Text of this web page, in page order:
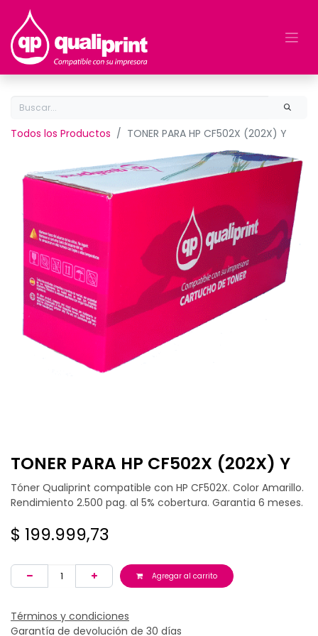
Todos los Productos TONER PARA HP CF502X (202X) Y
TONER PARA HP CF502X (202X) Y
Tóner Qualiprint compatible con HP CF502X. Color Amarillo.
Rendimiento 2.500 pag. al 5% cobertura. Garantia 6 meses.
$ 199.999,73
Agregar al carrito
Términos y condiciones
Garantía de devolución de 30 días